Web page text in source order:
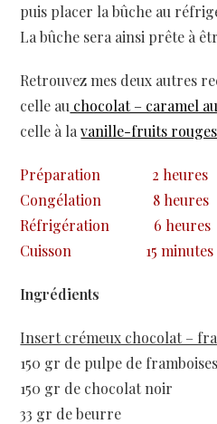
puis placer la bûche au
La bûche sera ainsi prête à
Retrouvez mes deux autres
celle au chocolat – caramel
celle à lavanille-fruits
Préparation
2 heures
Congélation
8 heures
Réfrigération
6 heures
Cuisson
15 minutes
Ingrédients
Insert crémeux chocolat –
150 gr de pulpe de framboises
150 gr de chocolat noir
33 gr de beurre